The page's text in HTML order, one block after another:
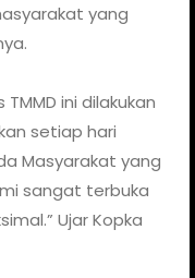
yang
ini dilakukan
setiap hari
Masyarakat yang
sangat terbuka
Ujar Kopka